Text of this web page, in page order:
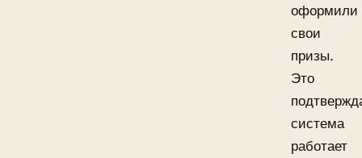
оформили
свои
призы.
Это
система
работает